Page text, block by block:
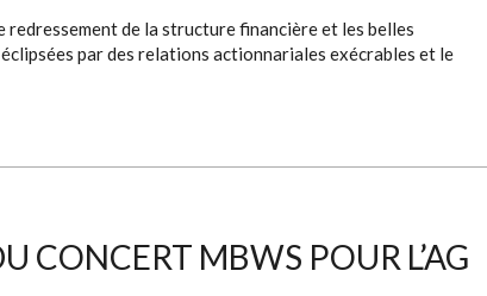
de la structure financière et les belles
par des relations actionnariales exécrables et le
CONCERT MBWS POUR L’AG